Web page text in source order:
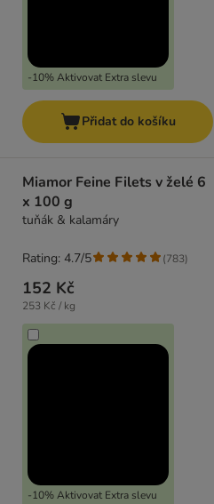
-10% Aktivovat Extra slevu
Přidat do košíku
Miamor Feine Filets v želé 6
x 100 g
tuňák & kalamáry
152 Kč
253 Kč / kg
-10% Aktivovat Extra slevu
Rating: 4.7/5 (783)